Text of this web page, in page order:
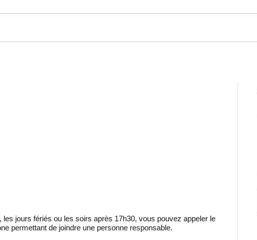
jours fériés ou les soirs après 17h30, vous pouvez appeler le
permettant de joindre une personne responsable.